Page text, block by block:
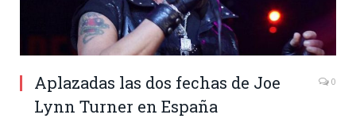
Aplazadas las dos fechas de Joe
Lynn Turner en España
0